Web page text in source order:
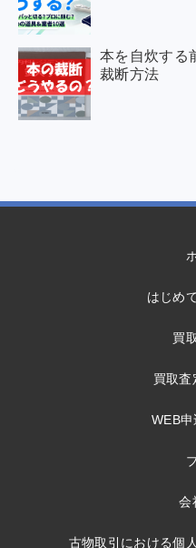
本を自炊する
裁断方法
はじめ
買
買取査
WEB
会
古物取引における個